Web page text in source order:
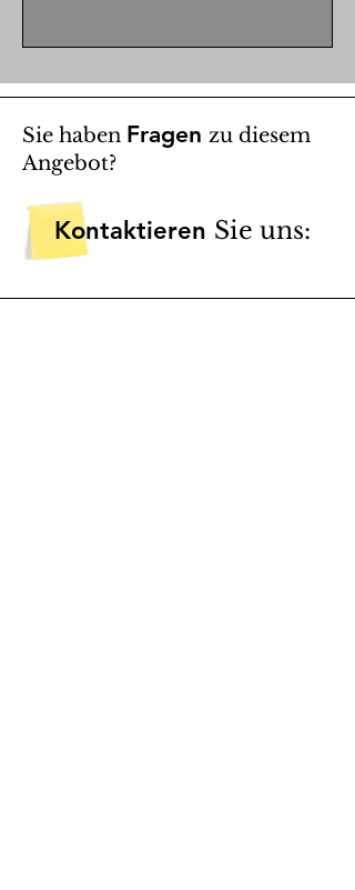
Sie haben Fragen zu diesem
Angebot?
Kontaktieren Sie uns: